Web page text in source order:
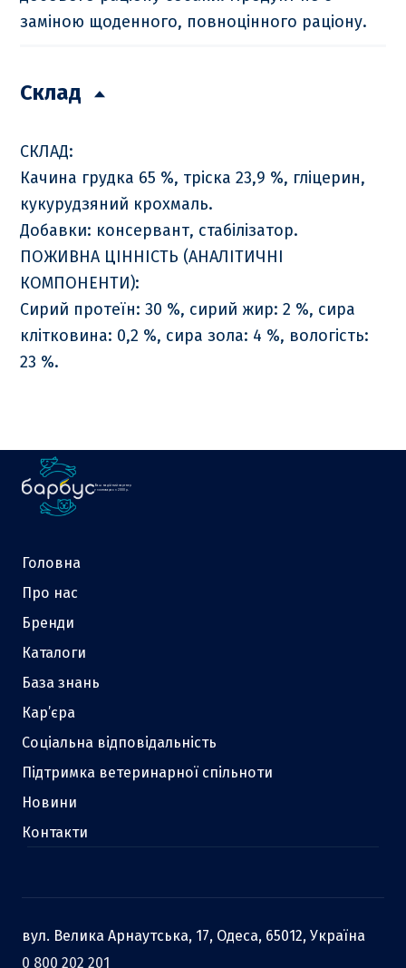
заміною щоденного, повноцінного раціону.
Склад
СКЛАД:
Качина грудка 65 %, тріска 23,9 %, гліцерин,
кукурудзяний крохмаль.
Добавки: консервант, стабілізатор.
ПОЖИВНА ЦІННІСТЬ (АНАЛІТИЧНІ
КОМПОНЕНТИ):
Сирий протеїн: 30 %, сирий жир: 2 %, сира
клітковина: 0,2 %, сира зола: 4 %, вологість:
23 %.
Ваш надійний партнер
у зоотоварах з 2000 р.
Головна
Про нас
Бренди
Каталоги
База знань
Кар’єра
Соціальна відповідальність
Підтримка ветеринарної спільноти
Новини
Контакти
вул. Велика Арнаутська, 17, Одеса, 65012, Україна
0 800 202 201